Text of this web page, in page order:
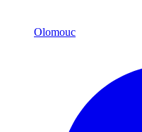
Olomouc